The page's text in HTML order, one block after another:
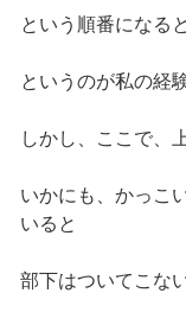
という順番になる
というのが私の経
しかし、ここで、
いかにも、かっこ
いると
部下はついてこな